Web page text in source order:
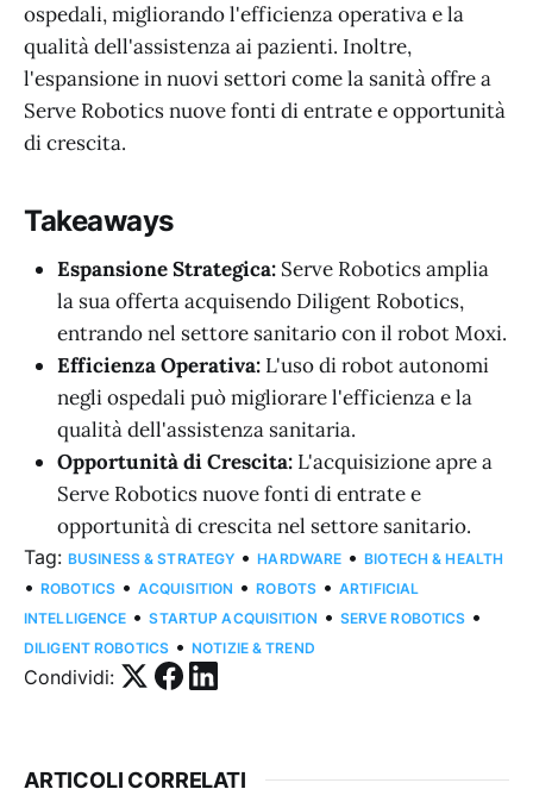
ospedali, migliorando l'efficienza operativa e la
qualità dell'assistenza ai pazienti. Inoltre,
l'espansione in nuovi settori come la sanità offre a
Serve Robotics nuove fonti di entrate e opportunità
di crescita.
Takeaways
Espansione Strategica: Serve Robotics amplia
la sua offerta acquisendo Diligent Robotics,
entrando nel settore sanitario con il robot Moxi.
Efficienza Operativa: L'uso di robot autonomi
negli ospedali può migliorare l'efficienza e la
qualità dell'assistenza sanitaria.
Opportunità di Crescita: L'acquisizione apre a
Serve Robotics nuove fonti di entrate e
opportunità di crescita nel settore sanitario.
Tag: BUSINESS & STRATEGY • HARDWARE • BIOTECH & HEALTH
• ROBOTICS • ACQUISITION • ROBOTS • ARTIFICIAL
INTELLIGENCE • STARTUP ACQUISITION • SERVE ROBOTICS •
DILIGENT ROBOTICS • NOTIZIE & TREND
Condividi:
ARTICOLI CORRELATI